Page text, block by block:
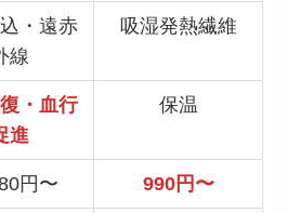
・遠赤
線
吸湿発熱繊維
・血行
進
保温
円〜 990円〜